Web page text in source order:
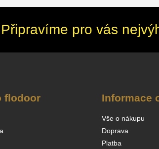
pro vás
flodoor Informace
Vše o nákupu
Doprava
Platba